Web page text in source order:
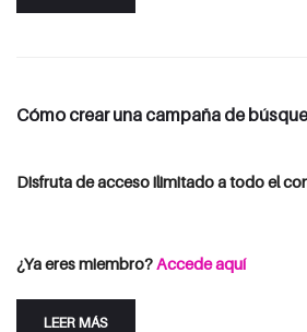
Cómo crear una campaña de
Disfruta de acceso ilimitado a todo el
¿Ya eres miembro?Accede aquí
LEER MÁS